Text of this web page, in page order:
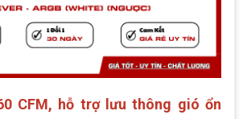
CFM, hỗ trợ lưu thông gió ổn